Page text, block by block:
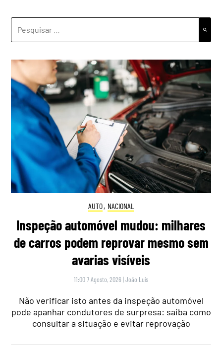
AUTO, NACIONAL
Inspeção automóvel mudou: milhares
de carros podem reprovar mesmo sem
avarias visíveis
11:00 7 Agosto, 2026 |João Luís
Não verificar isto antes da inspeção automóvel
pode apanhar condutores de surpresa: saiba como
consultar a situação e evitar reprovação